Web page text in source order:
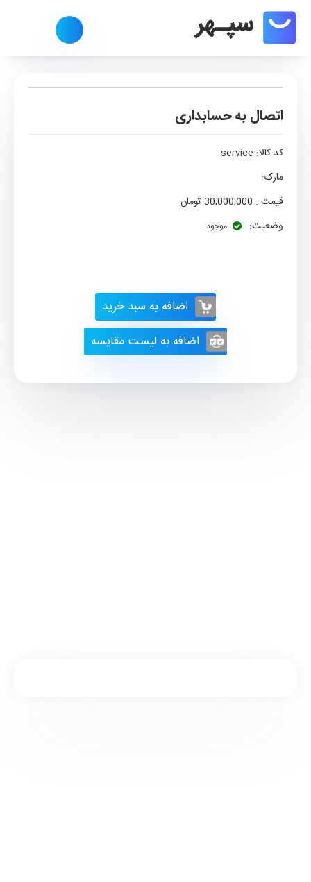
اتصال به حسابداری
کد کالا: service
مارک:
قیمت : 30,000,000 تومان
وضعیت:
موجود
اضافه به سبد خرید
اضافه به لیست مقایسه